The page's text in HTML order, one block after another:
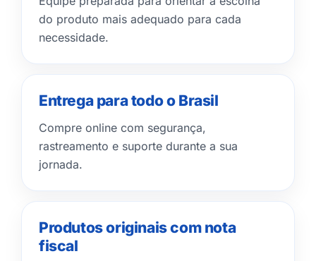
do produto mais adequado para cada
necessidade.
Entrega para todo o Brasil
Compre online com segurança,
rastreamento e suporte durante a sua
jornada.
Produtos originais com nota
fiscal